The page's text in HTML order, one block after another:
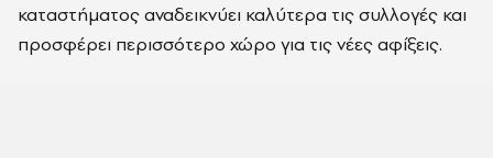
καταστήματος αναδεικνύει καλύτερα τις συλλογές και
προσφέρει περισσότερο χώρο για τις νέες αφίξεις.